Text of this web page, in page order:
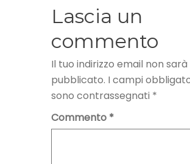
Lascia un
commento
Il tuo indirizzo email non sarà
pubblicato. I campi
sono contrassegnati *
Commento *